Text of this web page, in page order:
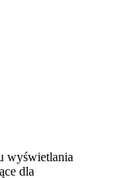
wyświetlania
dla